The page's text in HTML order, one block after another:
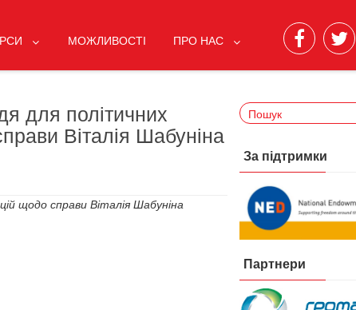
МОЖЛИВОСТІ ПРО НАС
для політичних
Віталія Шабуніна
щодо справи Віталія Шабуніна
За підтримки
Партнери